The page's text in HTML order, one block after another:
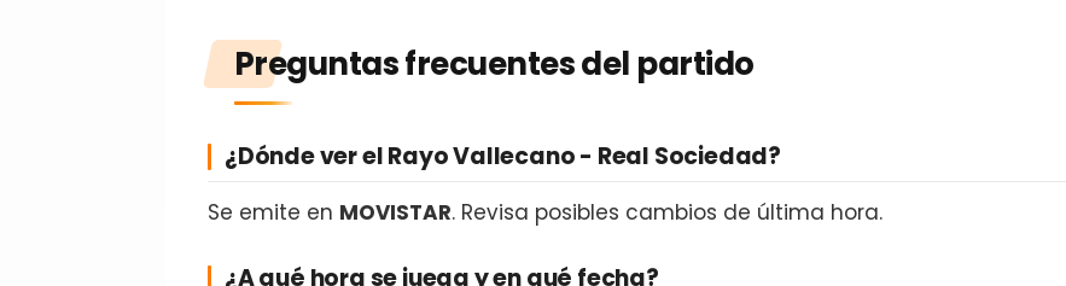
Preguntas frecuentes del partido
¿Dónde ver el Rayo Vallecano - Real Sociedad?
Se emite en MOVISTAR. Revisa posibles cambios de última hora.
¿A qué hora se juega y en qué fecha?